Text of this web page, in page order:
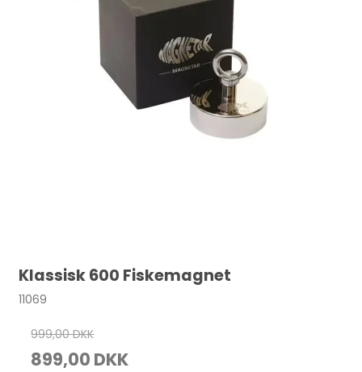
Klassisk 600 Fiskemagnet
11069
999,00 DKK
899,00 DKK